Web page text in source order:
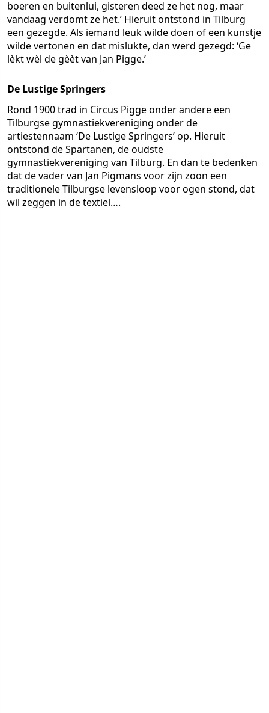
boeren en buitenlui, gisteren deed ze het nog, maar
vandaag verdomt ze het.’ Hieruit ontstond in Tilburg
een gezegde. Als iemand leuk wilde doen of een kunstje
wilde vertonen en dat mislukte, dan werd gezegd: ‘Ge
lèkt wèl de gèèt van Jan Pigge.’
De Lustige Springers
Rond 1900 trad in Circus Pigge onder andere een
Tilburgse gymnastiekvereniging onder de
artiestennaam ‘De Lustige Springers’ op. Hieruit
ontstond de Spartanen, de oudste
gymnastiekvereniging van Tilburg. En dan te bedenken
dat de vader van Jan Pigmans voor zijn zoon een
traditionele Tilburgse levensloop voor ogen stond, dat
wil zeggen in de textiel….